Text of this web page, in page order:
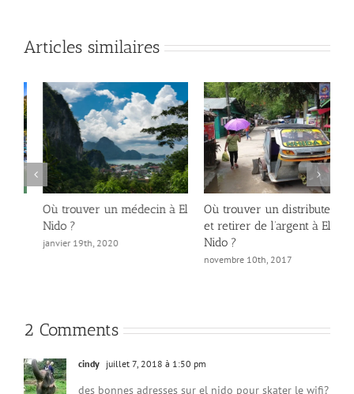
Articles similaires
Où trouver un médecin à El
Nido ?
janvier 19th, 2020
Où trouver un distributeur
et retirer de l’argent à El
Nido ?
novembre 10th, 2017
2 Comments
cindy juillet 7, 2018 à 1:50 pm
des bonnes adresses sur el nido pour skater le wifi?